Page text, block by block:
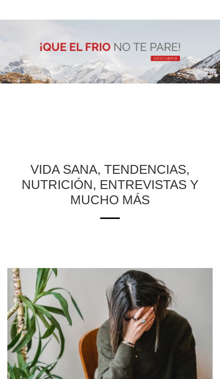
VIDA SANA, TENDENCIAS,
NUTRICIÓN, ENTREVISTAS Y
MUCHO MÁS